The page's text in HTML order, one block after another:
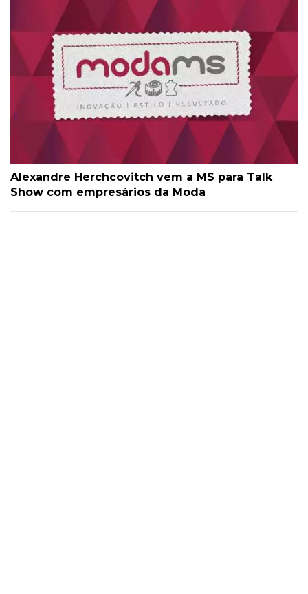
Alexandre Herchcovitch vem a MS para Talk
Show com empresários da Moda